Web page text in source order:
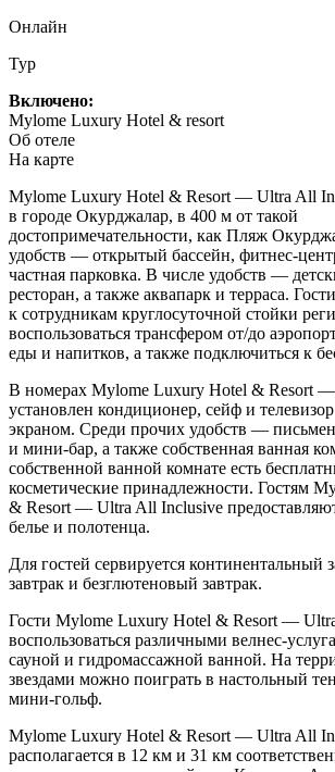
Онлайн
Тур
Включено:
Mylome Luxury Hotel & resort
Об отеле
На карте
Mylome Luxury Hotel & Resort — Ultra All
в городе Окурджалар, в 400 м от такой
достопримечательности, как Пляж
удобств — открытый бассейн, фитнес-
частная парковка. В числе удобств —
ресторан, а также аквапарк и терраса.
к сотрудникам круглосуточной стойки
воспользоваться трансфером от/до
еды и напитков, а также подключиться к
В номерах Mylome Luxury Hotel & Resort
установлен кондиционер, сейф и
экраном. Среди прочих удобств —
и мини-бар, а также собственная ванная
собственной ванной комнате есть
косметические принадлежности. Гостям
& Resort — Ultra All Inclusive
белье и полотенца.
Для гостей сервируется континентальный
завтрак и безглютеновый завтрак.
Гости Mylome Luxury Hotel & Resort —
воспользоваться различными велнес-
сауной и гидромассажной ванной. На
звездами можно поиграть в настольный
мини-гольф.
Mylome Luxury Hotel & Resort — Ultra All
располагается в 12 км и 31 км